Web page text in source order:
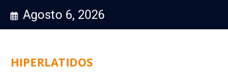
Saltar
Agosto 6, 2026
HIPERLATIDOS